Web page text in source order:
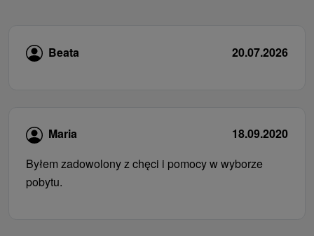
Beata 20.07.2026
Maria
18.09.2020
Byłem zadowolony z chęci i pomocy w wyborze
pobytu.